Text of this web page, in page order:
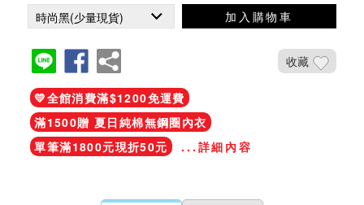
加入購物車
收藏
💛全館消費滿$1200免運費
滿1500贈 夏日純棉無鋼圈內衣
單筆滿1800元現折50元
...詳細內容